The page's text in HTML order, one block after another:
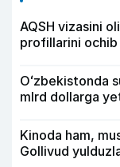
AQSH vizasini
profillarini ochib
Oʻzbekistonda
mlrd dollarga
Kinoda ham,
Gollivud